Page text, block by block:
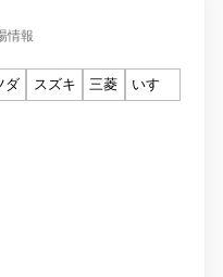
情報
ダ スズキ 三菱
いすゞ